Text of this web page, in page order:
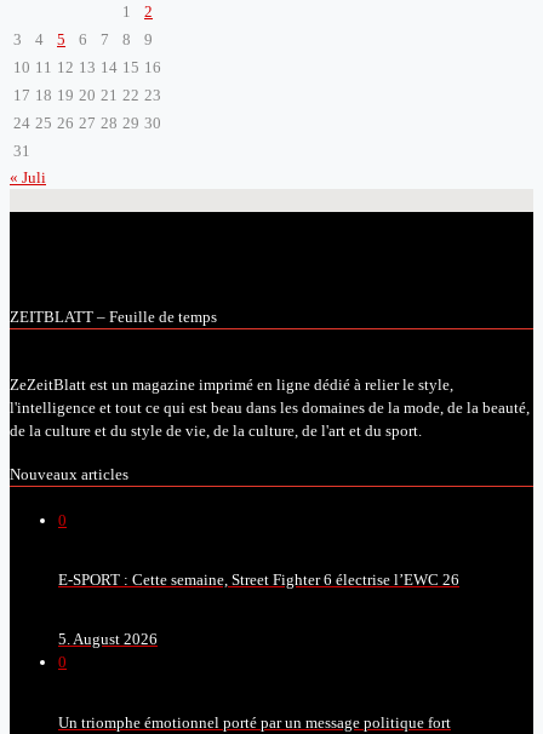
1
2
3
4 5 6 7 8
9
10 11 12 13 14 15 16
17 18 19 20 21 22 23
24 25 26 27 28 29 30
31
« Juli
ZEITBLATT – Feuille de temps
ZeZeitBlatt est un magazine imprimé en ligne dédié à relier le style,
l'intelligence et tout ce qui est beau dans les domaines de la mode, de la beauté,
de la culture et du style de vie, de la culture, de l'art et du sport.
Nouveaux articles
0
E-SPORT : Cette semaine, Street Fighter 6 électrise l’EWC 26
5. August 2026
0
Un triomphe émotionnel porté par un message politique fort